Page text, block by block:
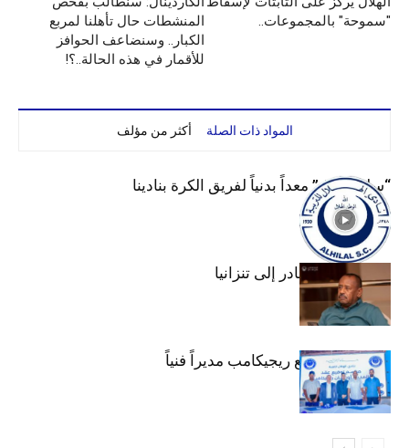
المنشطات حال تأهلنا لمربع
الكبار.. وسنضاعف الحوافز
للأقمار في هذه الحالة..؟!
"سموحة" بالمجموعات..
المواد ذات الصلة أكثر من مؤلف
“سليم لبرق” معداً بدنياً لفريق الكرة بنادينا
عبد المهيمن يغادر إلى تنزانيا
الهلال يتعاقد مع ريجيكامب مديراً فنياً